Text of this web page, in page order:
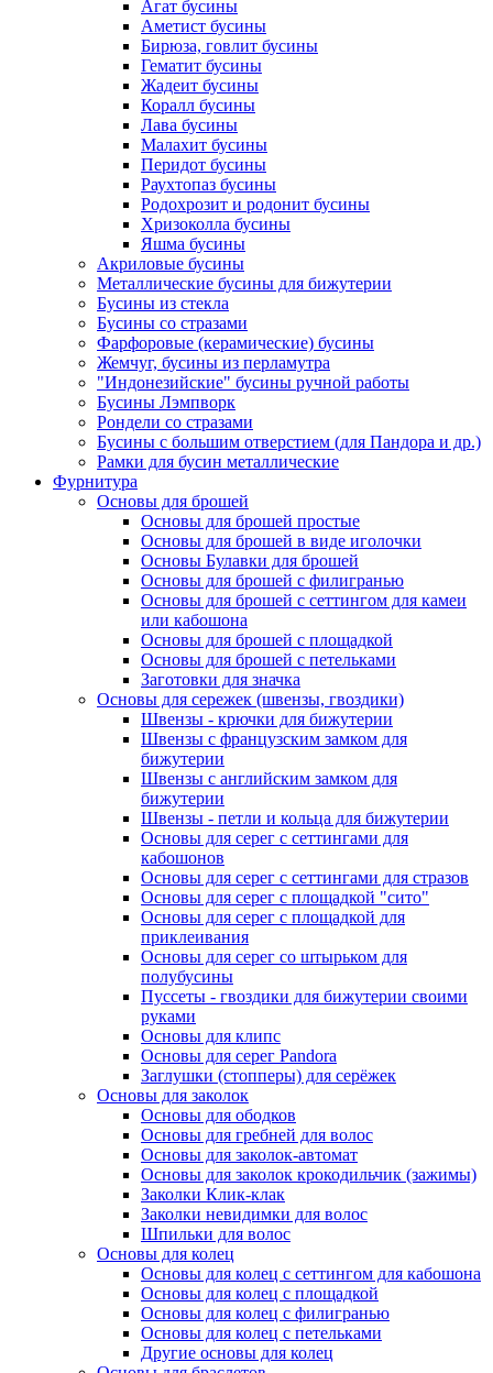
Агат бусины
Аметист бусины
Бирюза, говлит бусины
Гематит бусины
Жадеит бусины
Коралл бусины
Лава бусины
Малахит бусины
Перидот бусины
Раухтопаз бусины
Родохрозит и родонит бусины
Хризоколла бусины
Яшма бусины
Акриловые бусины
Металлические бусины для бижутерии
Бусины из стекла
Бусины со стразами
Фарфоровые (керамические) бусины
Жемчуг, бусины из перламутра
"Индонезийские" бусины ручной работы
Бусины Лэмпворк
Рондели со стразами
Бусины с большим отверстием (для Пандора и др.)
Рамки для бусин металлические
Фурнитура
Основы для брошей
Основы для брошей простые
Основы для брошей в виде иголочки
Основы Булавки для брошей
Основы для брошей с филигранью
Основы для брошей с сеттингом для камеи
или кабошона
Основы для брошей с площадкой
Основы для брошей с петельками
Заготовки для значка
Основы для сережек (швензы, гвоздики)
Швензы - крючки для бижутерии
Швензы с французским замком для
бижутерии
Швензы с английским замком для
бижутерии
Швензы - петли и кольца для бижутерии
Основы для серег с сеттингами для
кабошонов
Основы для серег с сеттингами для стразов
Основы для серег с площадкой "сито"
Основы для серег с площадкой для
приклеивания
Основы для серег со штырьком для
полубусины
Пуссеты - гвоздики для бижутерии своими
руками
Основы для клипс
Основы для серег Pandora
Заглушки (стопперы) для серёжек
Основы для заколок
Основы для ободков
Основы для гребней для волос
Основы для заколок-автомат
Основы для заколок крокодильчик (зажимы)
Заколки Клик-клак
Заколки невидимки для волос
Шпильки для волос
Основы для колец
Основы для колец с сеттингом для кабошона
Основы для колец с площадкой
Основы для колец с филигранью
Основы для колец с петельками
Другие основы для колец